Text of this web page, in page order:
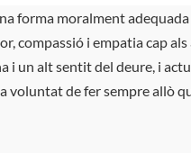
forma moralment
compassió i empatia cap
i un alt sentit del deure, i
voluntat de fer sempre allò